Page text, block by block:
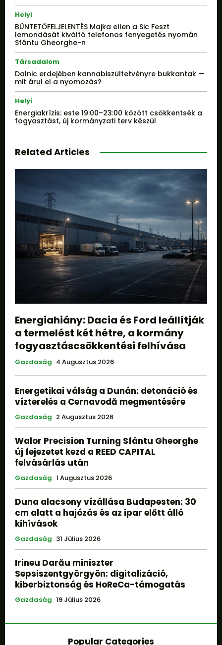
Helyi
BÜNTETŐFELJELENTÉS Majka ellen a Sic Feszt
lemondását kiváltó telefonos fenyegetés nyomán
Sfântu Gheorghe-n
Társadalom
Dalnic erdejében kannabiszültetvényre bukkantak —
mit árul el a nyomozás?
Helyi
Energiakrízis: este 19:00–23:00 között csökkentsék a
fogyasztást, új kormányzati terv készül
Related Articles
Energiahiány: Dacia és Ford leállítják
a termelést két hétre, a kormány
fogyasztáscsökkentési felhívása
Gazdaság 4 Augusztus 2026
Energetikai válság a Dunán: detonáció és
vízterelés a Cernavodă megmentésére
Gazdaság 2 Augusztus 2026
Walor Precision Turning Sfântu Gheorghe
új fejezetet kezd a REED CAPITAL
felvásárlás után
Gazdaság 1 Augusztus 2026
Duna alacsony vízállása Budapesten: 30
cm alatt a hajózás és az ipar előtt álló
kihívások
Gazdaság 31 Július 2026
Irineu Darău miniszter
Sepsiszentgyörgyön: digitalizáció,
kiberbiztonság és HoReCa-támogatás
Gazdaság 19 Július 2026
Popular Categories